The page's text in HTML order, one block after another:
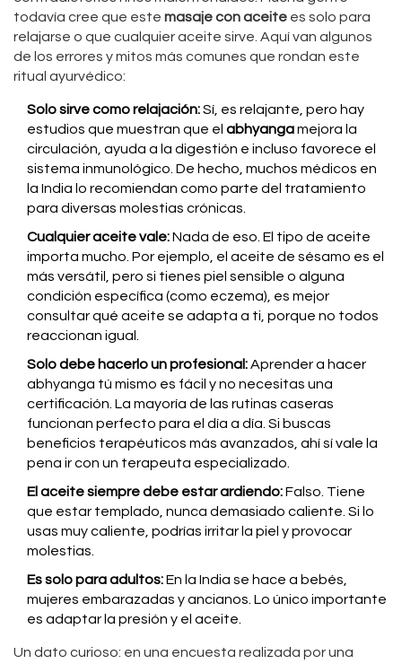
todavía cree que este masaje con aceite es solo para
relajarse o que cualquier aceite sirve. Aquí van algunos
de los errores y mitos más comunes que rondan este
ritual ayurvédico:
Solo sirve como relajación:Sí, es relajante, pero hay
estudios que muestran que el abhyangamejora la
circulación, ayuda a la digestión e incluso favorece el
sistema inmunológico. De hecho, muchos médicos en
la India lo recomiendan como parte del tratamiento
para diversas molestias crónicas.
Cualquier aceite vale:Nada de eso. El tipo de aceite
importa mucho. Por ejemplo, el aceite de sésamo es el
más versátil, pero si tienes piel sensible o alguna
condición específica (como eczema), es mejor
consultar qué aceite se adapta a ti, porque no todos
reaccionan igual.
Solo debe hacerlo un profesional:Aprender a hacer
abhyanga tú mismo es fácil y no necesitas una
certificación. La mayoría de las rutinas caseras
funcionan perfecto para el día a día. Si buscas
beneficios terapéuticos más avanzados, ahí sí vale la
pena ir con un terapeuta especializado.
El aceite siempre debe estar ardiendo:Falso. Tiene
que estar templado, nunca demasiado caliente. Si lo
usas muy caliente, podrías irritar la piel y provocar
molestias.
Es solo para adultos:En la India se hace a bebés,
mujeres embarazadas y ancianos. Lo único importante
es adaptar la presión y el aceite.
Un dato curioso: en una encuesta realizada por una